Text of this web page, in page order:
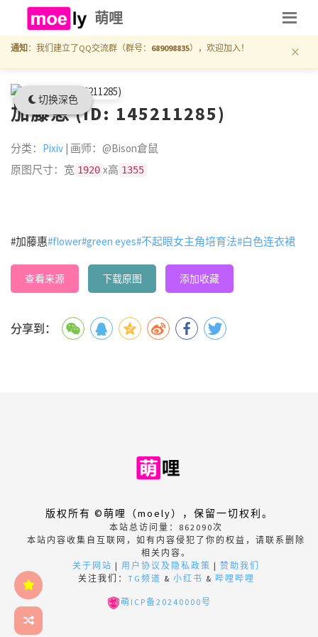
切换深色
萌哩
通知 ：我们建立了QQ交流群（群号： 689098835），欢迎加入！ ×
加藤恵 (ID: 145211285)
分类： Pixiv | 画师：@Bison倉鼠
原图尺寸：宽 1920 x高 1355
#加藤惠#flower#green eyes#不起眼女主角培育法#白色连衣裙
查看来源 下载原图 添加收藏
分享到：
版权所有 ©萌哩（moely），保留一切权利。
本站总访问量： 862090次
本站内容收集自互联网，如有内容侵犯了你的权益，请联系删除
相关内容。
关于网站 | 用户协议及隐私政策 | 赞助我们
关注我们： TG频道 & 小红书 & 哔哩哔哩
萌ICP备20240000号